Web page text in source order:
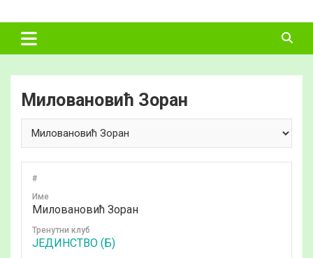
to
content
ФУДБАЛСКИ
САВЕЗ
ВЛАДИМИРЦИ
Миловановић Зоран
#
Име
Миловановић Зоран
Тренутни клуб
ЈЕДИНСТВО (Б)